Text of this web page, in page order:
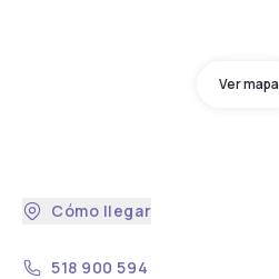
Ver mapa
Cómo llegar
518 900 594